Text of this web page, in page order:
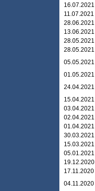
16.07.2021
11.07.2021
28.06.2021
13.06.2021
28.05.2021
28.05.2021
05.05.2021
01.05.2021
24.04.2021
15.04.2021
03.04.2021
02.04.2021
01.04.2021
30.03.2021
15.03.2021
05.01.2021
19.12.2020
17.11.2020
04.11.2020